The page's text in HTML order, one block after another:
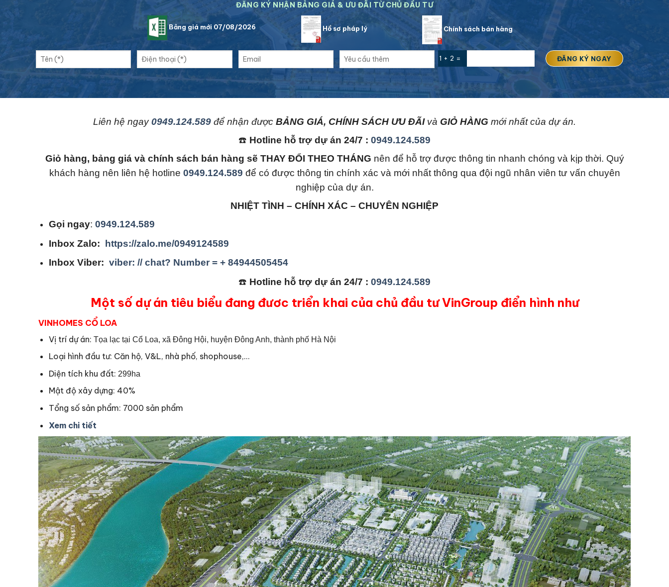
ĐĂNG KÝ NHẬN BẢNG GIÁ & ƯU ĐÃI TỪ CHỦ ĐẦU TƯ
Bảng giá mới 07/08/2026 Hồ sơ pháp lý Chính sách bán hàng
1 + 2 =
Liên hệ ngay 0949.124.589 để nhận được BẢNG GIÁ, CHÍNH SÁCH ƯU ĐÃIvà GIỎ HÀNG mới nhất của dự án.
☎️ Hotline hỗ trợ dự án 24/7 : 0949.124.589
Giỏ hàng, bảng giá và chính sách bán hàng sẽ THAY ĐỔI THEO THÁNG nên để hỗ trợ được thông tin nhanh chóng và kịp thời. Quý
khách hàng nên liên hệ hotline 0949.124.589 để có được thông tin chính xác và mới nhất thông qua đội ngũ nhân viên tư vấn chuyên
nghiệp của dự án.
NHIỆT TÌNH – CHÍNH XÁC – CHUYÊN NGHIỆP
Gọi ngay: 0949.124.589
Inbox Zalo: https://zalo.me/0949124589
Inbox Viber: viber: // chat? Number = + 84944505454
☎️ Hotline hỗ trợ dự án 24/7 : 0949.124.589
Một số dự án tiêu biểu đang đươc triển khai của chủ đầu tư VinGroup điển hình như
VINHOMES CỔ LOA
Vị trí dự án: Tọa lạc tại Cổ Loa, xã Đông Hội, huyện Đông Anh, thành phố Hà Nội
Loại hình đầu tư: Căn hộ, V&L, nhà phố, shophouse,…
Diện tích khu đất: 299ha
Mật độ xây dựng: 40%
Tổng số sản phẩm: 7000 sản phẩm
Xem chi tiết